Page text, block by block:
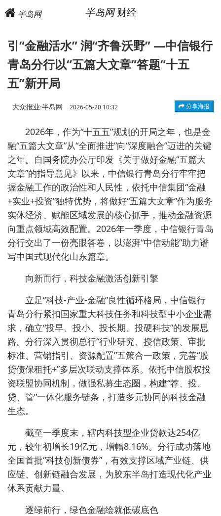
半岛网 半岛网财经
引“金融活水” 润“齐鲁沃野” —中信银行
青岛分行以“五篇大文章”答题“十五
五”新开局
大众报业·半岛网 2026-05-20 10:32 分享海报
2026年，作为“十五五”规划的开局之年，也是金
融“五篇大文章”从“全面推进”向“深度融合”迈进的关键
之年。自国务院办公厅印发《关于做好金融“五篇大
文章”的指导意见》以来，中信银行青岛分行牢牢把
握金融工作的政治性和人民性，依托中信集团“金融
+实业+投资”独特优势，将做好“五篇大文章”作为服务
实体经济、赋能区域发展的核心抓手，推动金融资源
向重点领域高效配置。2026年一季度，中信银行青岛
分行交出了一份亮眼答卷，以澎湃“中信动能”助力谱
写中国式现代化山东篇章。
向新而行，科技金融激活创新引擎
立足“科技-产业-金融”良性循环格局，中信银行
青岛分行紧扣国家重大科技任务和科技型中小企业需
求，确立“投早、投小、投长期、投硬科技”的发展思
路。分行深入贯彻总行“行业研究、授信政策、审批
标准、营销指引、资源配置”五策合一政策，完善“股
贷债保租托+”多层次联动支撑体系。依托中信股权投
资联盟协同机制，做强私募生态圈，构建“荐、投、
贷、管”一体化服务链条，打造多元协同的科技金融
生态。
截至一季度末，辖内科技型企业贷款达254亿
元，较年初增长19亿元，增幅8.16%。分行成功落地
全国首批“科技创新债券”，有效支撑区域产业链、供
应链、创新链融合发展，为胶东半岛打造现代化产业
体系贡献力量。
逐绿前行，绿色金融绘就低碳底色